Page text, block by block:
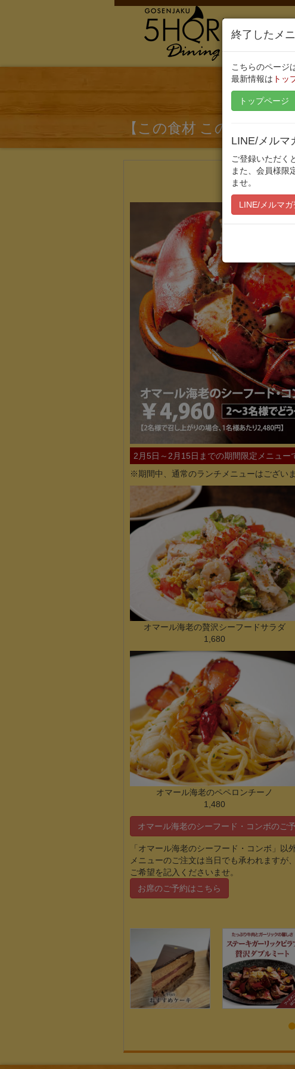
【この食材 このボリュ
2月5日～2月15日までの期間限定メニュー
※期間中、通常のランチメニューはござい
オマール海老の贅沢シーフードサラダ
1,680
オマール海老のペペロンチーノ
1,480
オマール海老のシーフード・コンボのご
「オマール海老のシーフード・コンボ」
メニューのご注文は当日でも承われますが
ご希望を記入くださいませ。
お席のご予約はこちら
終了したメ
こちらのページ
最新情報は トッ
トップページ
LINE/メルマ
ご登録いただく
また、会員様限
ませ。
LINE/メルマ